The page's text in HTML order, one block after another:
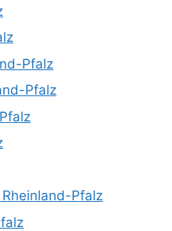
Pfalz
Pfalz
Pfalz